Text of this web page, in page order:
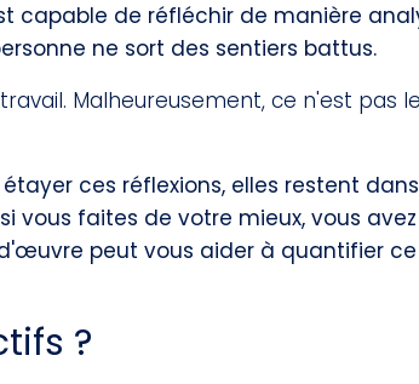
capable de réfléchir de manière
ne sort des sentiers battus.
Malheureusement, ce n'est pas
ces réflexions, elles restent
vous faites de votre mieux, vous
peut vous aider à quantifier
?